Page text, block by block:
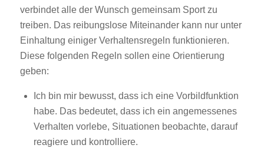
verbindet alle der Wunsch gemeinsam Sport zu
treiben. Das reibungslose Miteinander kann nur unter
Einhaltung einiger Verhaltensregeln funktionieren.
Diese folgenden Regeln sollen eine Orientierung
geben:
Ich bin mir bewusst, dass ich eine Vorbildfunktion
habe. Das bedeutet, dass ich ein angemessenes
Verhalten vorlebe, Situationen beobachte, darauf
reagiere und kontrolliere.